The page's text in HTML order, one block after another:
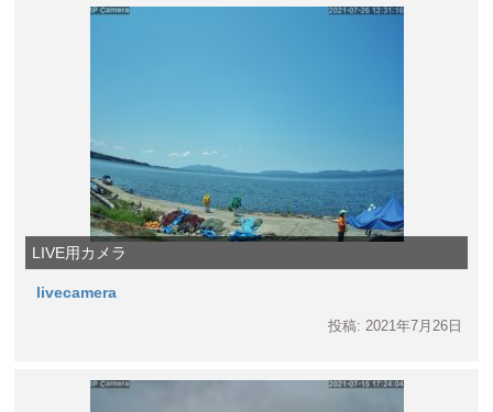
LIVE用カメラ
livecamera
投稿: 2021年7月26日